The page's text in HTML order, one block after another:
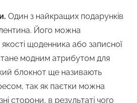
Один з найкращих подарунків
Його можна
щоденника або записної
модним атрибутом для
блокнот ще називають
так як паєтки можна
сторони, в результаті чого